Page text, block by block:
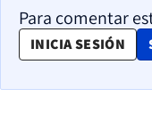
Para comentar
INICIA SESIÓN